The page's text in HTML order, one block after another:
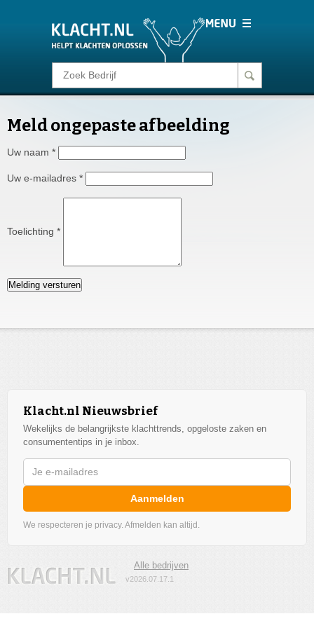
Klacht melden
Consumentenrecht
Barometer
Meld ongepaste afbeelding
Uw naam *
Uw e-mailadres *
Toelichting *
Melding versturen
Klacht.nl Nieuwsbrief
Wekelijks de belangrijkste klachttrends, opgeloste zaken en
consumententips in je inbox.
Aanmelden
We respecteren je privacy. Afmelden kan altijd.
Alle bedrijven
v2026.07.17.1